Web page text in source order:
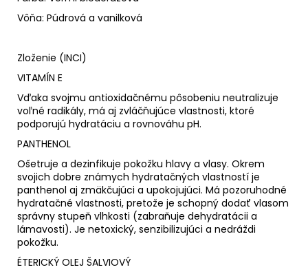
Vôňa: Púdrová a vanilková
Zloženie (INCI)
VITAMÍN E
Vďaka svojmu antioxidačnému pôsobeniu neutralizuje
voľné radikály, má aj zvláčňujúce vlastnosti, ktoré
podporujú hydratáciu a rovnováhu pH.
PANTHENOL
Ošetruje a dezinfikuje pokožku hlavy a vlasy. Okrem
svojich dobre známych hydratačných vlastností je
panthenol aj zmäkčujúci a upokojujúci. Má pozoruhodné
hydratačné vlastnosti, pretože je schopný dodať vlasom
správny stupeň vlhkosti (zabraňuje dehydratácii a
lámavosti). Je netoxický, senzibilizujúci a nedráždi
pokožku.
ÉTERICKÝ OLEJ ŠALVIOVÝ